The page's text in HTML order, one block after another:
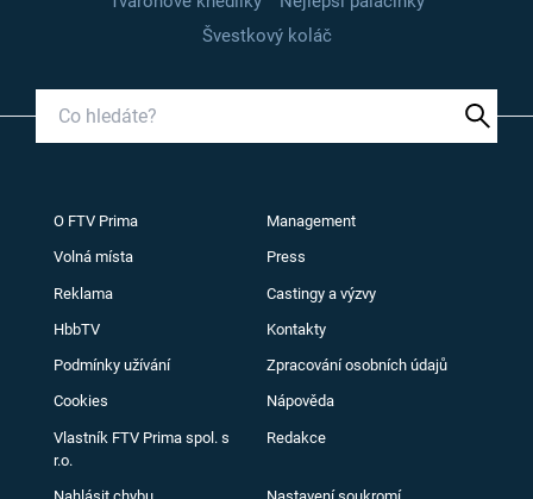
Švestkový koláč
O FTV Prima Management
Volná místa Press
Reklama Castingy a výzvy
HbbTV Kontakty
Podmínky užívání Zpracování osobních údajů
Cookies Nápověda
Vlastník FTV Prima spol. s
r.o.
Redakce